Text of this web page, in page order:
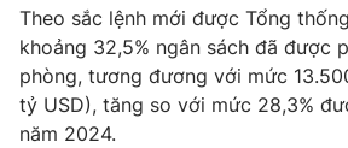
Giải sao mai
Làm đẹp
Chất lượng cuộc sống
Tuyển sinh
Học trực tuyến
Công nghệ
Hitech Công nghệ tương lai
Giao lưu trực tuyến
Theo sắc lệnh mới được Tổng
khoảng 32,5% ngân sách đã được
phòng, tương đương với mức
tỷ USD), tăng so với mức 28,3%
năm 2024.